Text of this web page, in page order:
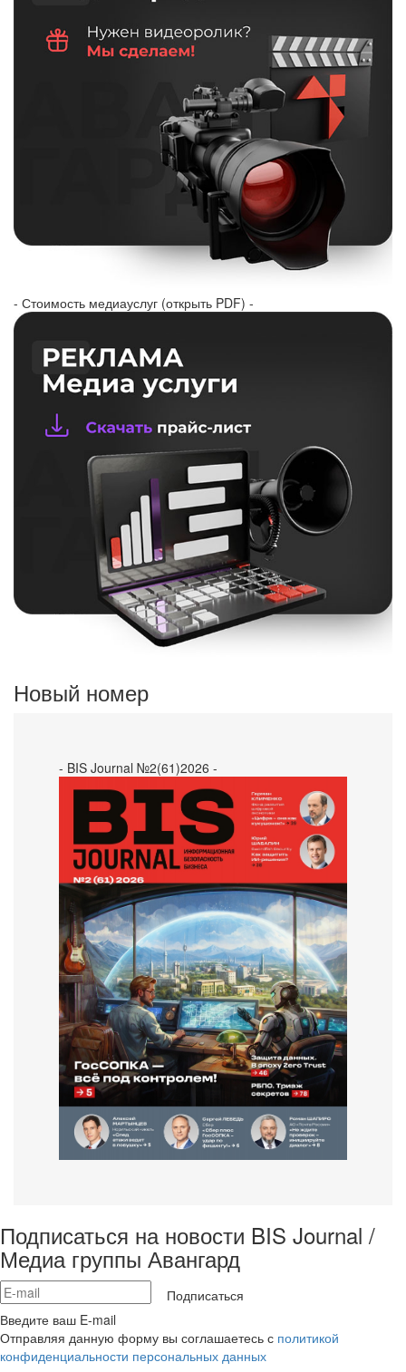
- Стоимость медиауслуг (открыть PDF) -
Новый номер
- BIS Journal №2(61)2026 -
Подписаться на новости BIS Journal /
Медиа группы Авангард
Подписаться
Введите ваш E-mail
Отправляя данную форму вы соглашаетесь с политикой
конфиденциальности персональных данных